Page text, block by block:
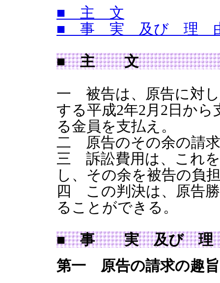
■ 主 文
■ 事 実 及び 理
■ 主 文
一 被告は、原告に対し
する平成2年2月2日か
る金員を支払え。
二 原告のその余の請
三 訴訟費用は、これ
し、その余を被告の負
四 この判決は、原告
ることができる。
■ 事 実 及び
第一 原告の請求の趣旨